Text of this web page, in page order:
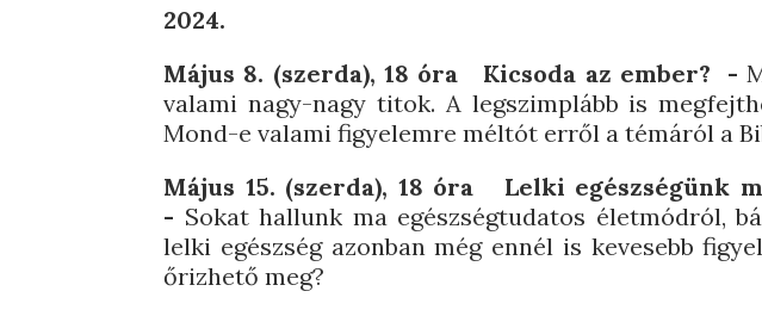
2024.
Május 8. (szerda), 18 óra Kicsoda az ember? -
valami nagy-nagy titok. A legszimplább is
Mond-e valami figyelemre méltót erről a témáról a
Május 15. (szerda), 18 óra Lelki egészségünk
- Sokat hallunk ma egészségtudatos életmódról,
lelki egészség azonban még ennél is kevesebb
őrizhető meg?